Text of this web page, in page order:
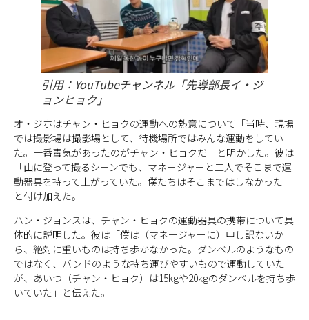
引用：YouTubeチャンネル「先導部長イ・ジ
ョンヒョク」
オ・ジホはチャン・ヒョクの運動への熱意について「当時、現場
では撮影場は撮影場として、待機場所ではみんな運動をしてい
た。一番毒気があったのがチャン・ヒョクだ」と明かした。彼は
「山に登って撮るシーンでも、マネージャーと二人でそこまで運
動器具を持って上がっていた。僕たちはそこまではしなかった」
と付け加えた。
ハン・ジョンスは、チャン・ヒョクの運動器具の携帯について具
体的に説明した。彼は「僕は（マネージャーに）申し訳ないか
ら、絶対に重いものは持ち歩かなかった。ダンベルのようなもの
ではなく、バンドのような持ち運びやすいもので運動していた
が、あいつ（チャン・ヒョク）は15kgや20kgのダンベルを持ち歩
いていた」と伝えた。